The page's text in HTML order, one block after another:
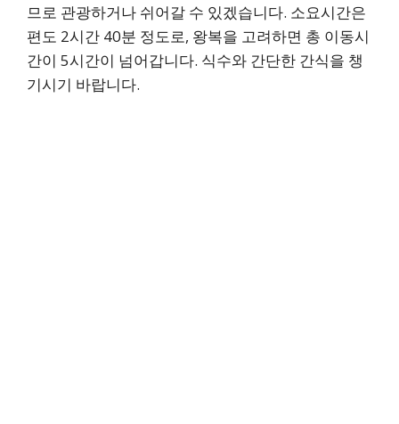
므로 관광하거나 쉬어갈 수 있겠습니다. 소요시간은
편도 2시간 40분 정도로, 왕복을 고려하면 총 이동시
간이 5시간이 넘어갑니다. 식수와 간단한 간식을 챙
기시기 바랍니다.